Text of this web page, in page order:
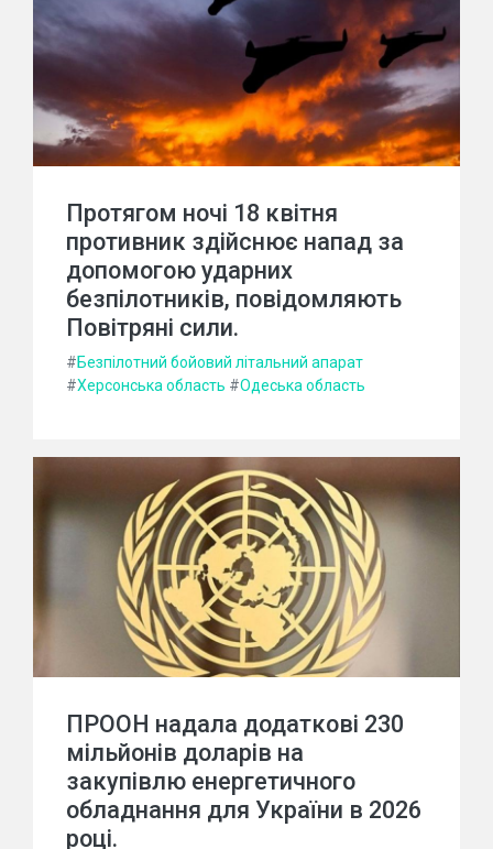
Протягом ночі 18 квітня
противник здійснює напад за
допомогою ударних
безпілотників, повідомляють
Повітряні сили.
#Безпілотний бойовий літальний апарат
#Херсонська область #Одеська область
ПРООН надала додаткові 230
мільйонів доларів на
закупівлю енергетичного
обладнання для України в 2026
році.